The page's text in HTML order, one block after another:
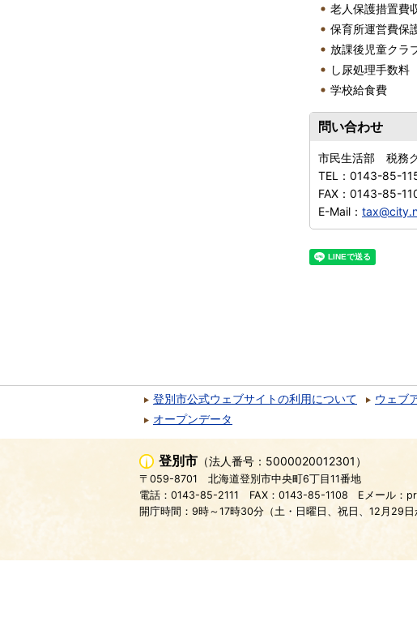
老人保護措置費
保育所運営費保
放課後児童クラ
し尿処理手数料
学校給食費
問い合わせ
市民生活部 税務
TEL： 0143-85-
FAX： 0143-85-
E-Mail：
登別市公式ウェブサイトの利用について ウェブ
オープンデータ
登別市 （法人番号：5000020012301）
〒059-8701
北海道登別市中央町6丁目11番地
電話：0143-85-2111
FAX：0143-85-1108 Eメール：
開庁時間：9時～17時30分（土・日曜日、祝日、12月29日